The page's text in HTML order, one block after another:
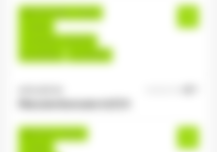
Rambervillers , France
12,31 €/h - 13,00 €/h
Du:24/08/26 Au:30/09/26
Senones , France